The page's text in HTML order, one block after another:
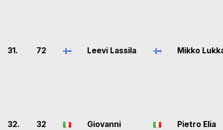
31. 72 Leevi Lassila Mikko
32. 32
Giovanni
Pietro Elia